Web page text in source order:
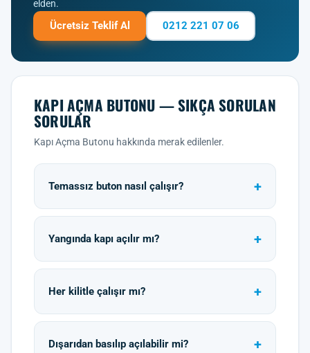
elden.
Ücretsiz Teklif Al 0212 221 07 06
KAPI AÇMA BUTONU — SIKÇA SORULAN
SORULAR
Kapı Açma Butonu hakkında merak edilenler.
Temassız buton nasıl çalışır?
Yangında kapı açılır mı?
Her kilitle çalışır mı?
Dışarıdan basılıp açılabilir mi?